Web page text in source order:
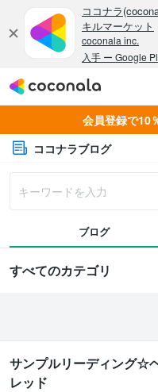
会員登録で10
ココナラブログ
ブログ
すべてのカテゴリ
サンプルリーディング☆
レッド